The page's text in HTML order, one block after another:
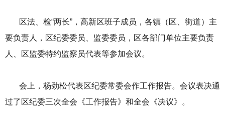
区法、检“两长”，高新区班子成员，各镇（区、街道）主
要负责人，区纪委委员、监委委员，区各部门单位主要负责
人、区监委特约监察员代表等参加会议。
会上，杨劲松代表区纪委常委会作工作报告。会议表决通
过了区纪委三次全会《工作报告》和全会《决议》。